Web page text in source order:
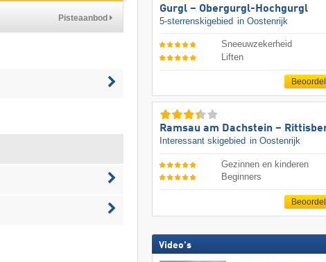
Pisteaanbod
Gurgl – Obergurgl-Hochgurgl
5-sterrenskigebied in Oostenrijk
Sneeuwzekerheid
Liften
Ramsau am Dachstein –
Interessant skigebied in Oostenrijk
Gezinnen en kinderen
Beginners
Video's